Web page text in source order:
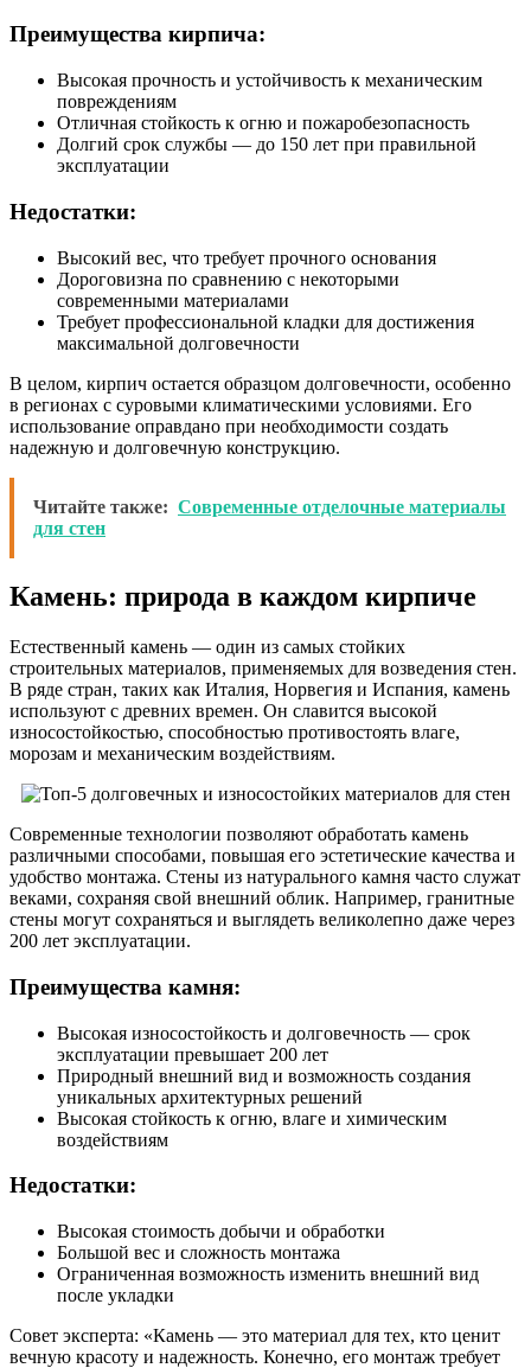
Преимущества кирпича:
Высокая прочность и устойчивость к механическим
повреждениям
Отличная стойкость к огню и пожаробезопасность
Долгий срок службы — до 150 лет при правильной
эксплуатации
Недостатки:
Высокий вес, что требует прочного основания
Дороговизна по сравнению с некоторыми
современными материалами
Требует профессиональной кладки для достижения
максимальной долговечности
В целом, кирпич остается образцом долговечности, особенно
в регионах с суровыми климатическими условиями. Его
использование оправдано при необходимости создать
надежную и долговечную конструкцию.
Читайте также: Современные отделочные материалы
для стен
Камень: природа в каждом кирпиче
Естественный камень — один из самых стойких
строительных материалов, применяемых для возведения стен.
В ряде стран, таких как Италия, Норвегия и Испания, камень
используют с древних времен. Он славится высокой
износостойкостью, способностью противостоять влаге,
морозам и механическим воздействиям.
Современные технологии позволяют обработать камень
различными способами, повышая его эстетические качества и
удобство монтажа. Стены из натурального камня часто служат
веками, сохраняя свой внешний облик. Например, гранитные
стены могут сохраняться и выглядеть великолепно даже через
200 лет эксплуатации.
Преимущества камня:
Высокая износостойкость и долговечность — срок
эксплуатации превышает 200 лет
Природный внешний вид и возможность создания
уникальных архитектурных решений
Высокая стойкость к огню, влаге и химическим
воздействиям
Недостатки:
Высокая стоимость добычи и обработки
Большой вес и сложность монтажа
Ограниченная возможность изменить внешний вид
после укладки
Совет эксперта: «Камень — это материал для тех, кто ценит
вечную красоту и надежность. Конечно, его монтаж требует